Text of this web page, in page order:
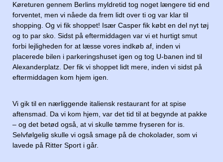
Køreturen gennem Berlins myldretid tog noget længere tid end
forventet, men vi nåede da frem lidt over ti og var klar til
shopping. Og vi fik shoppet! Især Casper fik købt en del nyt tøj
og to par sko. Sidst på eftermiddagen var vi et hurtigt smut
forbi lejligheden for at læsse vores indkøb af, inden vi
placerede bilen i parkeringshuset igen og tog U-banen ind til
Alexanderplatz. Der fik vi shoppet lidt mere, inden vi sidst på
eftermiddagen kom hjem igen.
Vi gik til en nærliggende italiensk restaurant for at spise
aftensmad. Da vi kom hjem, var det tid til at begynde at pakke
– og det betød også, at vi skulle tømme fryseren for is.
Selvfølgelig skulle vi også smage på de chokolader, som vi
lavede på Ritter Sport i går.